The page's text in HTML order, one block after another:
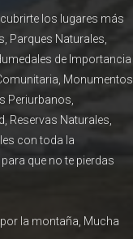
los lugares más
Parques Naturales,
de Importancia
Monumentos
Periurbanos,
Reservas Naturales,
con toda la
que no te pierdas
la montaña, Mucha